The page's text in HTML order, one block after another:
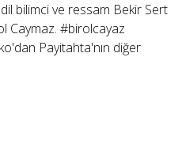
bilimci ve ressam Bekir Sert
Caymaz. #birolcayaz
Payitahta'nın diğer